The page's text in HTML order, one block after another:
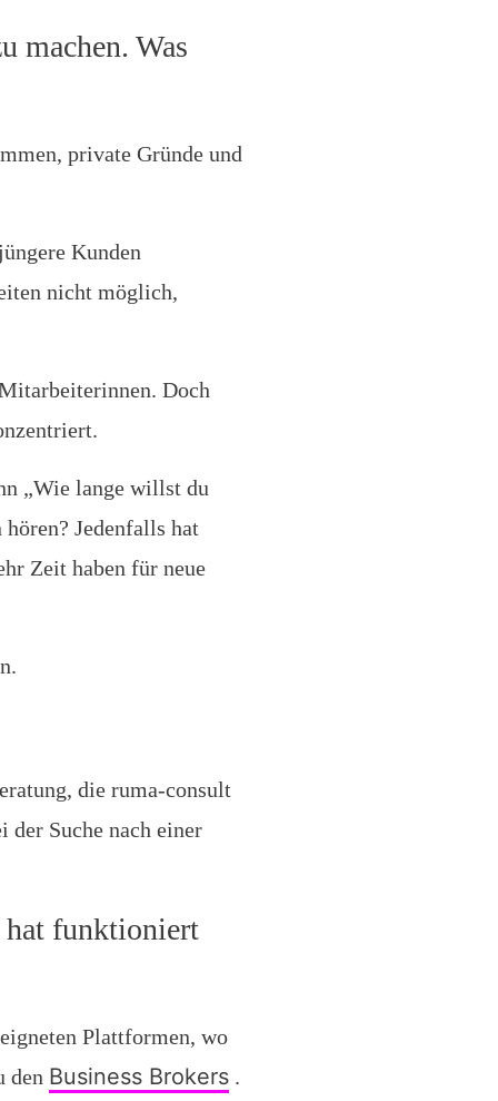
machen. Was
private Gründe und
Kunden
nicht möglich,
Doch
„Wie lange willst du
Jedenfalls hat
Zeit haben für neue
die ruma-consult
der Suche nach einer
hat funktioniert
Plattformen, wo
den Business Brokers .